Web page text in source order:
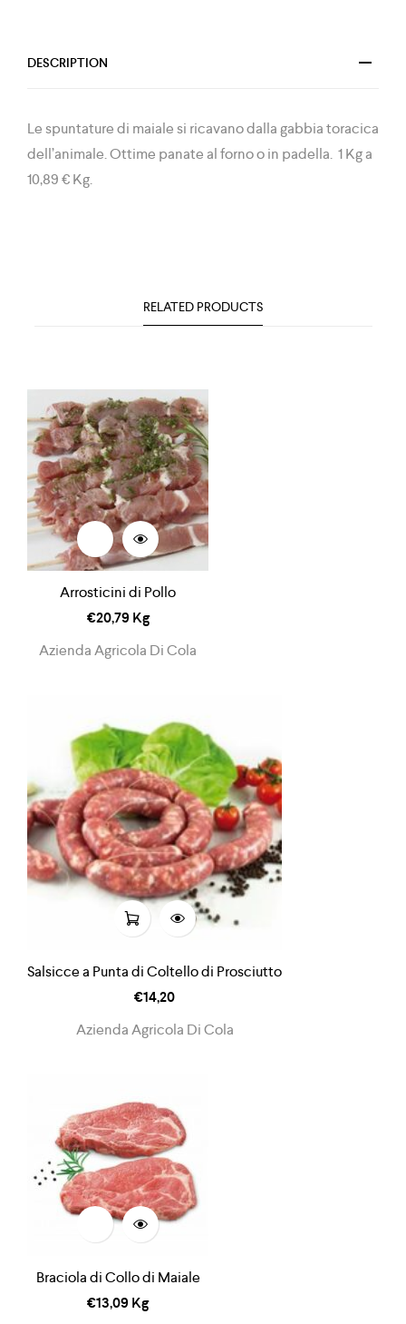
DESCRIPTION
Le spuntature di maiale si ricavano dalla gabbia toracica
dell’animale. Ottime panate al forno o in padella. 1 Kg a
10,89€Kg.
RELATED PRODUCTS
Arrosticini di Pollo
€20,79 Kg
Azienda Agricola Di Cola
Salsicce a Punta di Coltello di Prosciutto
€14,20
Azienda Agricola Di Cola
Braciola di Collo di Maiale
€13,09 Kg